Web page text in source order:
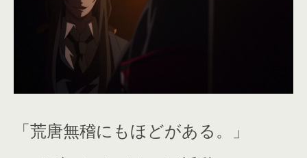
「荒唐無稽にもほどがある。」